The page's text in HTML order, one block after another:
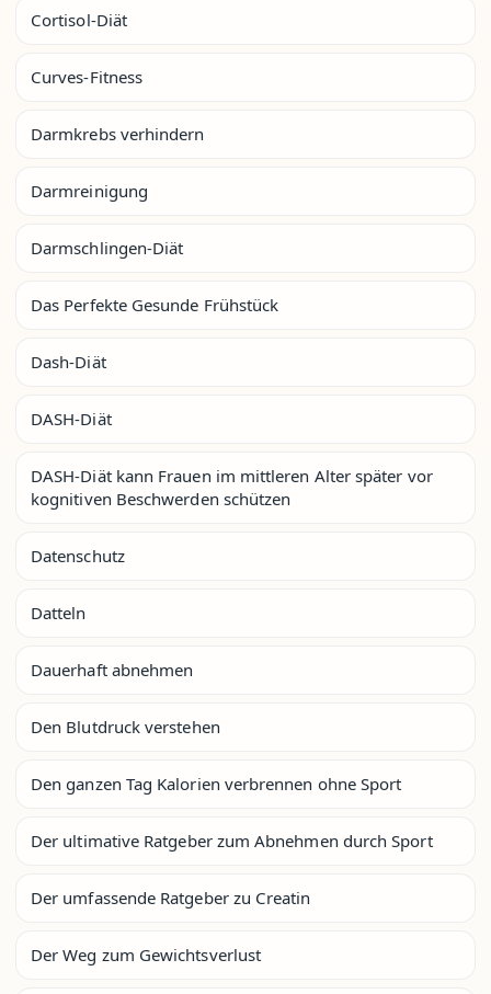
Cortisol-Diät
Curves-Fitness
Darmkrebs verhindern
Darmreinigung
Darmschlingen-Diät
Das Perfekte Gesunde Frühstück
Dash-Diät
DASH-Diät
DASH-Diät kann Frauen im mittleren Alter später vor
kognitiven Beschwerden schützen
Datenschutz
Datteln
Dauerhaft abnehmen
Den Blutdruck verstehen
Den ganzen Tag Kalorien verbrennen ohne Sport
Der ultimative Ratgeber zum Abnehmen durch Sport
Der umfassende Ratgeber zu Creatin
Der Weg zum Gewichtsverlust